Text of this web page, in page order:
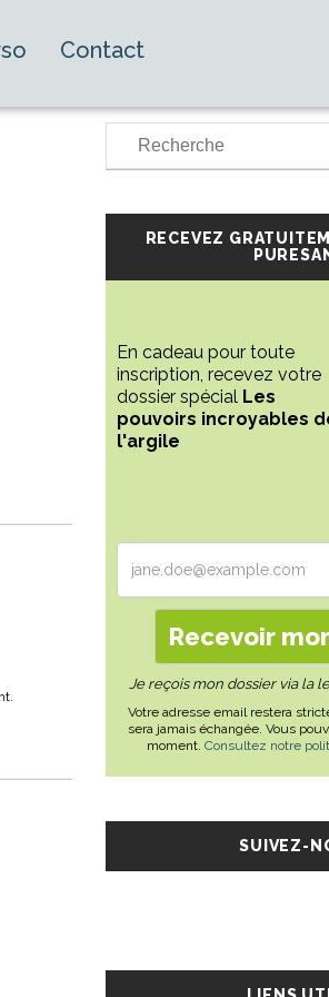
Contact
RECEVEZ
En cadeau pour toute
inscription, recevez votre
dossier spécial Les
pouvoirs incroyables
l'argile
Je reçois mon dossier via la
Votre adresse email restera
sera jamais échangée. Vous
moment. Consultez notre
SUIVEZ-